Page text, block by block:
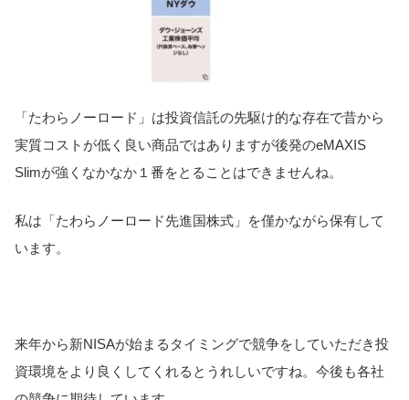
「たわらノーロード」は投資信託の先駆け的な存在で昔から
実質コストが低く良い商品ではありますが後発のeMAXIS
Slimが強くなかなか１番をとることはできませんね。
私は「たわらノーロード先進国株式」を僅かながら保有して
います。
来年から新NISAが始まるタイミングで競争をしていただき投
資環境をより良くしてくれるとうれしいですね。今後も各社